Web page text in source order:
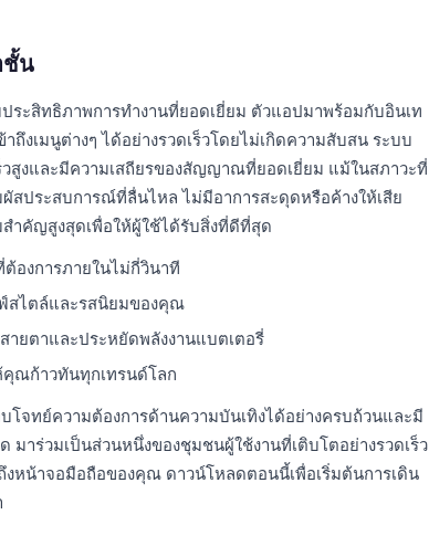
ชั้น
ระสิทธิภาพการทำงานที่ยอดเยี่ยม ตัวแอปมาพร้อมกับอินเท
ถึงเมนูต่างๆ ได้อย่างรวดเร็วโดยไม่เกิดความสับสน ระบบ
สูงและมีความเสถียรของสัญญาณที่ยอดเยี่ยม แม้ในสภาวะที่
สประสบการณ์ที่ลื่นไหล ไม่มีอาการสะดุดหรือค้างให้เสีย
คัญสูงสุดเพื่อให้ผู้ใช้ได้รับสิ่งที่ดีที่สุด
องการภายในไม่กี่วินาที
สไตล์และรสนิยมของคุณ
ายตาและประหยัดพลังงานแบตเตอรี่
คุณก้าวทันทุกเทรนด์โลก
จทย์ความต้องการด้านความบันเทิงได้อย่างครบถ้วนและมี
าร่วมเป็นส่วนหนึ่งของชุมชนผู้ใช้งานที่เติบโตอย่างรวดเร็ว
หน้าจอมือถือของคุณ ดาวน์โหลดตอนนี้เพื่อเริ่มต้นการเดิน